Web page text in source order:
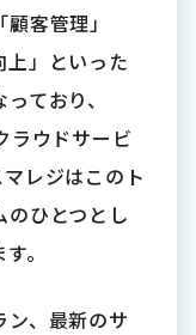
客管理」
上」といった
ており、
ラウドサービ
レジはこのト
のひとつとし
。
、最新のサ